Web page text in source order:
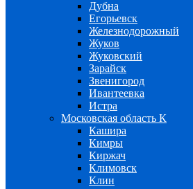
Дубна
Егорьевск
Железнодорожный
Жуков
Жуковский
Зарайск
Звенигород
Ивантеевка
Истра
Московская область К
Кашира
Кимры
Киржач
Климовск
Клин